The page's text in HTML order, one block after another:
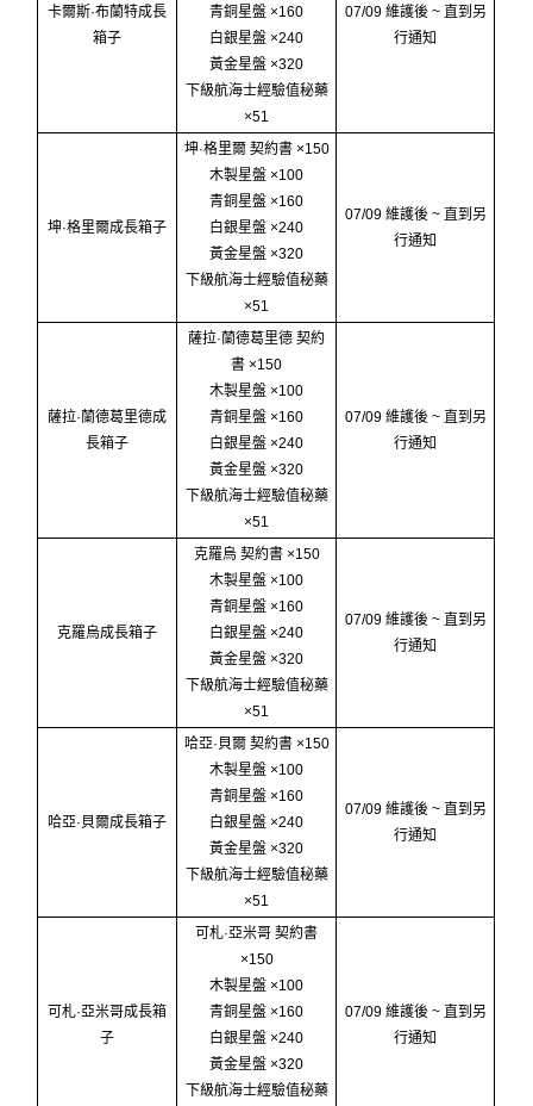
卡爾斯·布蘭特成長
箱子
青銅星盤 ×160
白銀星盤 ×240
黃金星盤 ×320
下級航海士經驗值秘藥
×51
07/09 維護後 ~ 直到另
行通知
坤·格里爾成長箱子
坤·格里爾 契約書 ×150
木製星盤 ×100
青銅星盤 ×160
白銀星盤 ×240
黃金星盤 ×320
下級航海士經驗值秘藥
×51
07/09 維護後 ~ 直到另
行通知
薩拉·蘭德葛里德成
長箱子
薩拉·蘭德葛里德 契約
書 ×150
木製星盤 ×100
青銅星盤 ×160
白銀星盤 ×240
黃金星盤 ×320
下級航海士經驗值秘藥
×51
07/09 維護後 ~ 直到另
行通知
克羅烏成長箱子
克羅烏 契約書 ×150
木製星盤 ×100
青銅星盤 ×160
白銀星盤 ×240
黃金星盤 ×320
下級航海士經驗值秘藥
×51
07/09 維護後 ~ 直到另
行通知
哈亞·貝爾成長箱子
哈亞·貝爾 契約書 ×150
木製星盤 ×100
青銅星盤 ×160
白銀星盤 ×240
黃金星盤 ×320
下級航海士經驗值秘藥
×51
07/09 維護後 ~ 直到另
行通知
可札·亞米哥成長箱
子
可札·亞米哥 契約書
×150
木製星盤 ×100
青銅星盤 ×160
白銀星盤 ×240
黃金星盤 ×320
下級航海士經驗值秘藥
07/09 維護後 ~ 直到另
行通知